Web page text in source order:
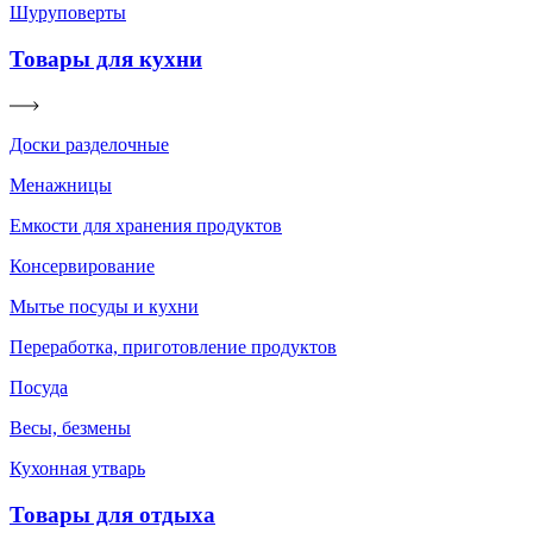
Шуруповерты
Товары для кухни
Доски разделочные
Менажницы
Емкости для хранения продуктов
Консервирование
Мытье посуды и кухни
Переработка, приготовление продуктов
Посуда
Весы, безмены
Кухонная утварь
Товары для отдыха